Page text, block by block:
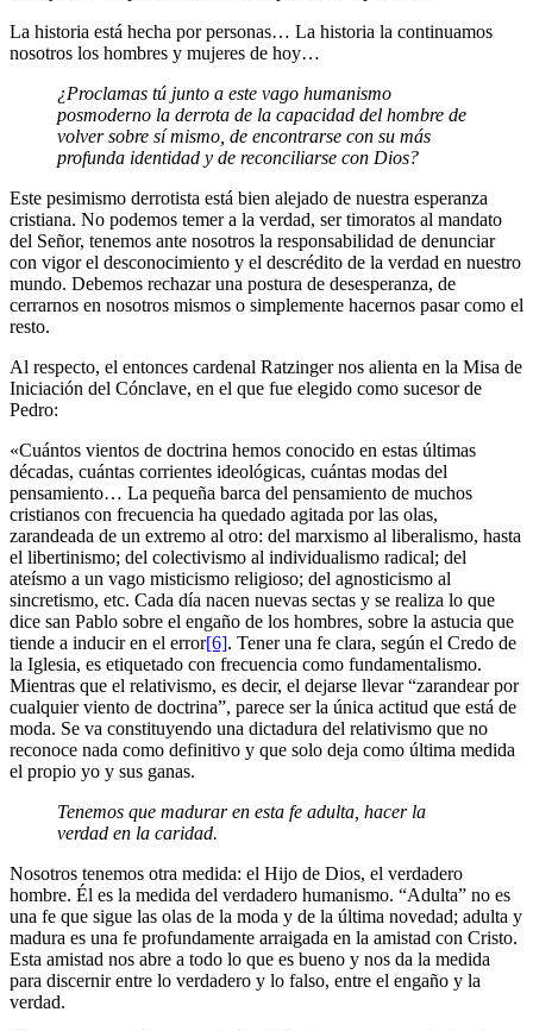
La historia está hecha por personas… La historia la continuamos
nosotros los hombres y mujeres de hoy…
¿Proclamas tú junto a este vago humanismo
posmoderno la derrota de la capacidad del hombre de
volver sobre sí mismo, de encontrarse con su más
profunda identidad y de reconciliarse con Dios?
Este pesimismo derrotista está bien alejado de nuestra esperanza
cristiana. No podemos temer a la verdad, ser timoratos al mandato
del Señor, tenemos ante nosotros la responsabilidad de denunciar
con vigor el desconocimien­to y el descrédito de la verdad en nuestro
mundo. Debemos rechazar una postura de desesperanza, de
cerrarnos en nosotros mismos o simplemente hacernos pasar como el
resto.
Al respecto, el entonces cardenal Ratzinger nos alienta en la Misa de
Inicia­ción del Cónclave, en el que fue elegido como sucesor de
Pedro:
«Cuántos vientos de doctrina hemos conocido en estas últimas
décadas, cuántas corrientes ideológicas, cuántas modas del
pensamiento… La peque­ña barca del pensamiento de muchos
cristianos con frecuencia ha quedado agitada por las olas,
zarandeada de un extremo al otro: del marxismo al li­beralismo, hasta
el libertinismo; del colectivismo al individualismo radical; del
ateísmo a un vago misticismo religioso; del agnosticismo al
sincretismo, etc. Cada día nacen nuevas sectas y se realiza lo que
dice san Pablo sobre el engaño de los hombres, sobre la astucia que
tiende a inducir en el error[6]. Tener una fe clara, según el Credo de
la Iglesia, es etiquetado con frecuencia como fundamentalismo.
Mientras que el relativismo, es decir, el dejarse lle­var “zarandear por
cualquier viento de doctrina”, parece ser la única actitud que está de
moda. Se va constituyendo una dictadura del relativismo que no
reconoce nada como definitivo y que solo deja como última medida
el propio yo y sus ganas.
Tenemos que madurar en esta fe adulta, hacer la
verdad en la caridad.
Nosotros tenemos otra medida: el Hijo de Dios, el verdadero
hombre. Él es la medida del verdadero humanismo. “Adulta” no es
una fe que sigue las olas de la moda y de la última novedad; adulta y
madura es una fe profundamente arraigada en la amistad con Cristo.
Esta amistad nos abre a todo lo que es bueno y nos da la medida
para discernir entre lo verdadero y lo falso, entre el engaño y la
verdad.